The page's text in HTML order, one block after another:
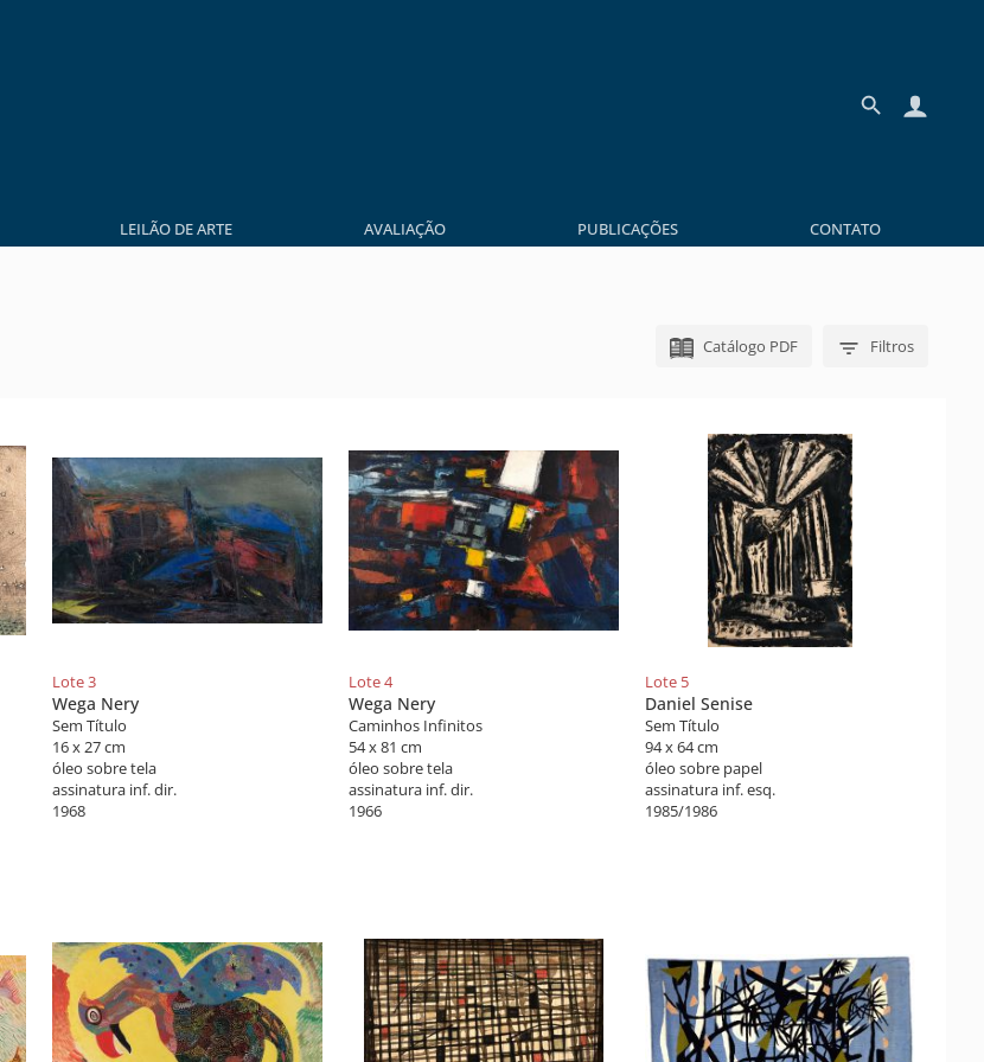
LEILÃO DE ARTE AVALIAÇÃO PUBLICAÇÕES CONTATO
Catálogo PDF Filtros
Lote 3
Wega Nery
Sem Título
16 x 27 cm
óleo sobre tela
assinatura inf. dir.
1968
Lote 4
Wega Nery
Caminhos Infinitos
54 x 81 cm
óleo sobre tela
assinatura inf. dir.
1966
Lote 5
Daniel Senise
Sem Título
94 x 64 cm
óleo sobre papel
assinatura inf. esq.
1985/1986